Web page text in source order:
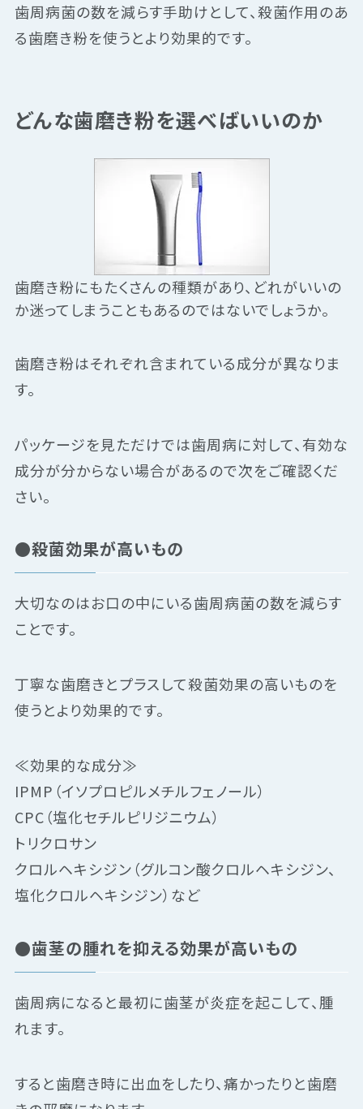
歯周病菌の数を減らす手助けとして、殺菌作用のあ
る歯磨き粉を使うとより効果的です。
どんな歯磨き粉を選べばいいのか
歯磨き粉にもたくさんの種類があり、どれがいいの
か迷ってしまうこともあるのではないでしょうか。
歯磨き粉はそれぞれ含まれている成分が異なりま
す。
パッケージを見ただけでは歯周病に対して、有効な
成分が分からない場合があるので次をご確認くだ
さい。
●殺菌効果が高いもの
大切なのはお口の中にいる歯周病菌の数を減らす
ことです。
丁寧な歯磨きとプラスして殺菌効果の高いものを
使うとより効果的です。
≪効果的な成分≫
IPMP（イソプロピルメチルフェノール）
CPC（塩化セチルピリジニウム）
トリクロサン
クロルヘキシジン（グルコン酸クロルヘキシジン、
塩化クロルヘキシジン）など
●歯茎の腫れを抑える効果が高いもの
歯周病になると最初に歯茎が炎症を起こして、腫
れます。
すると歯磨き時に出血をしたり、痛かったりと歯磨